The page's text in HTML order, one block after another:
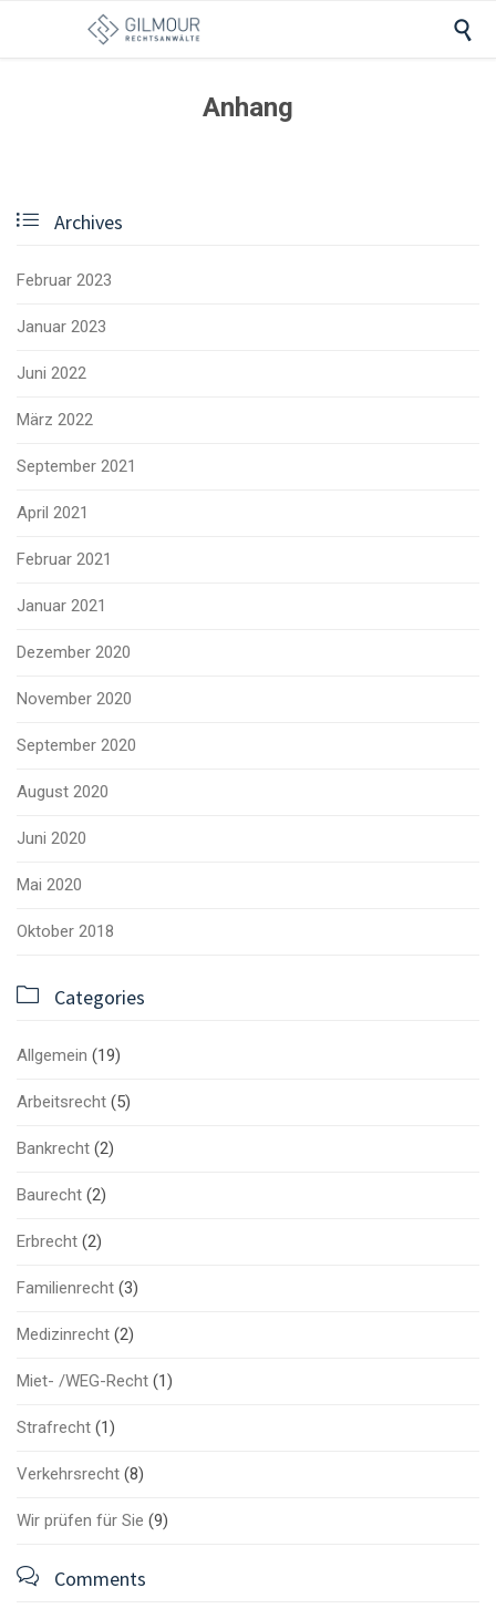

Anhang
 Archives
Februar 2023
Januar 2023
Juni 2022
März 2022
September 2021
April 2021
Februar 2021
Januar 2021
Dezember 2020
November 2020
September 2020
August 2020
Juni 2020
Mai 2020
Oktober 2018
 Categories
Allgemein (19)
Arbeitsrecht (5)
Bankrecht (2)
Baurecht (2)
Erbrecht (2)
Familienrecht (3)
Medizinrecht (2)
Miet- /WEG-Recht (1)
Strafrecht (1)
Verkehrsrecht (8)
Wir prüfen für Sie (9)
 Comments